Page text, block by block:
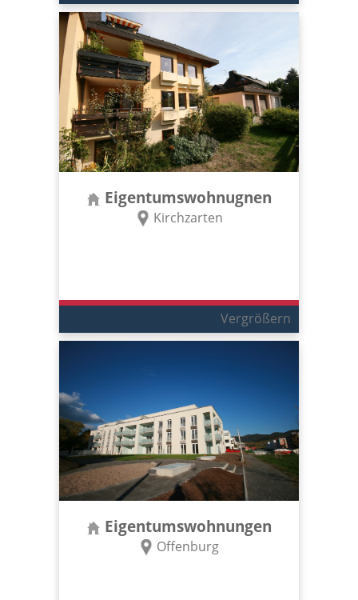
Eigentumswohnugnen
Kirchzarten
Vergrößern
Eigentumswohnungen
Offenburg